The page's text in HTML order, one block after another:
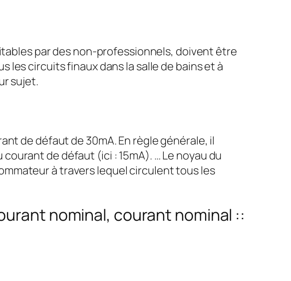
par des non-professionnels, doivent être
les circuits finaux dans la salle de bains et à
sujet.
de défaut de 30mA. En règle générale, il
de défaut (ici : 15mA). … Le noyau du
à travers lequel circulent tous les
nominal, courant nominal ::